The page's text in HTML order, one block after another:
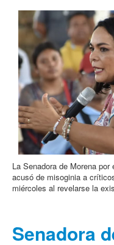
La Senadora de Morena
acusó de misoginia a
miércoles al revelarse la
Senadora